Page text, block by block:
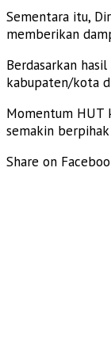
Sementara itu,
memberikan
Berdasarkan
kabupaten/kota
Momentum HUT
semakin
Share on